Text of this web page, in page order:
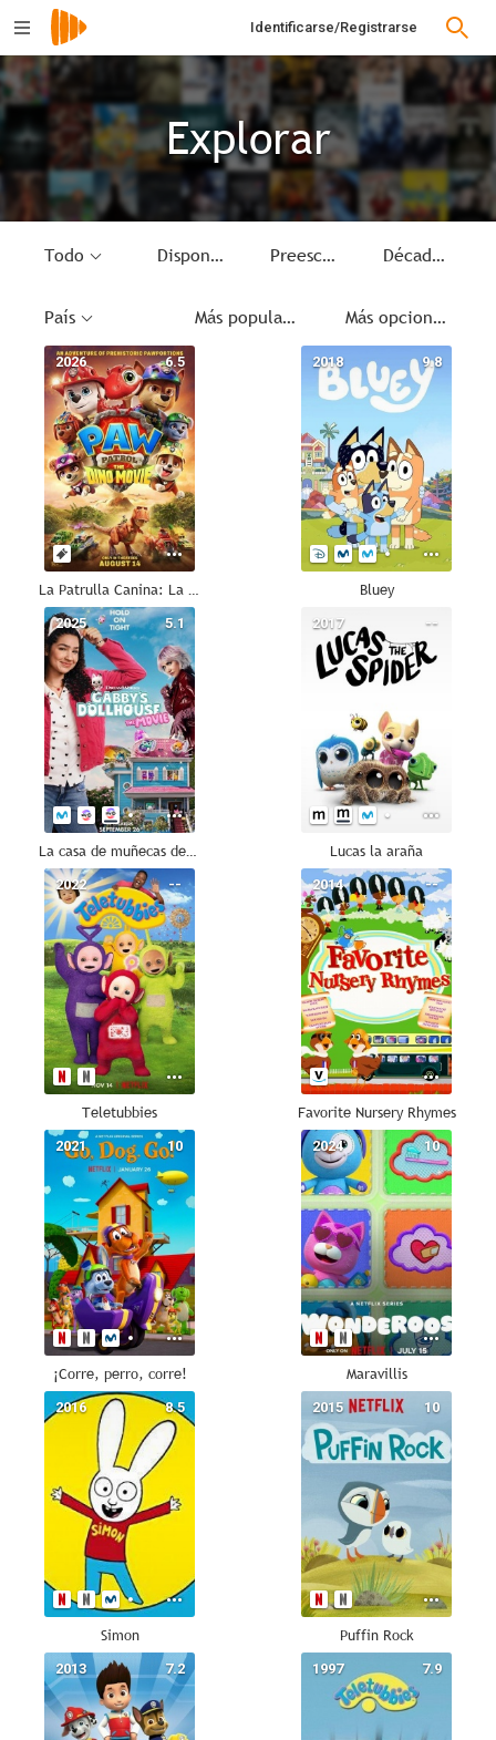
Identificarse/Registrarse
Explorar
Todo Disponible Preescolar Década
País Más populares Más opciones
6.5
2026
La Patrulla Canina: La dino película
9.8
2018
Bluey
5.1
2025
La casa de muñecas de Gabby: La película
--
2017
Lucas la araña
--
2022
Teletubbies
--
2014
Favorite Nursery Rhymes
10
2021
¡Corre, perro, corre!
10
2024
Maravillis
8.5
2016
Simon
10
2015
Puffin Rock
7.2
2013 7.9
1997